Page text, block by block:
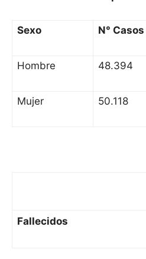
Sexo N° Casos
Hombre 48.394
Mujer 50.118
Fallecidos